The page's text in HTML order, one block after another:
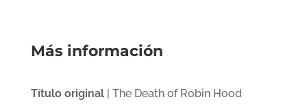
Más información
Título original| The Death of Robin Hood